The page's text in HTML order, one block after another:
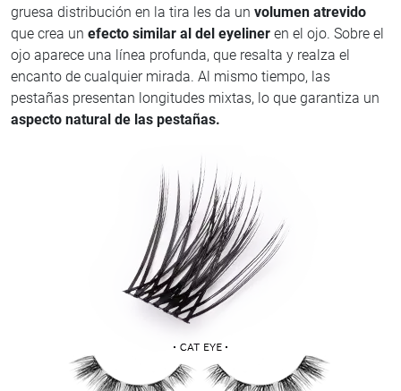
gruesa distribución en la tira les da un volumen atrevido
que crea un efecto similar al del eyeliner en el ojo. Sobre el
ojo aparece una línea profunda, que resalta y realza el
encanto de cualquier mirada. Al mismo tiempo, las
pestañas presentan longitudes mixtas, lo que garantiza un
aspecto natural de las pestañas.